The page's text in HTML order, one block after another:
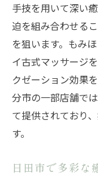
手技を用いて深い
迫を組み合わせる
を狙います。もみ
イ古式マッサージ
クゼーション効果
分市の一部店舗で
て提供されており
す。
日田市で多彩な